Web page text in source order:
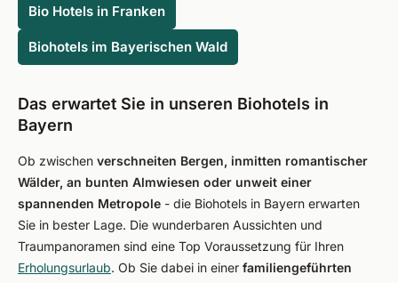
Bio Hotels in Franken
Biohotels im Bayerischen Wald
Das erwartet Sie in unseren Biohotels in
Bayern
Ob zwischen verschneiten Bergen, inmitten romantischer
Wälder, an bunten Almwiesen oder unweit einer
spannenden Metropole - die Biohotels in Bayern erwarten
Sie in bester Lage. Die wunderbaren Aussichten und
Traumpanoramen sind eine Top Voraussetzung für Ihren
Erholungsurlaub. Ob Sie dabei in einer familiengeführten